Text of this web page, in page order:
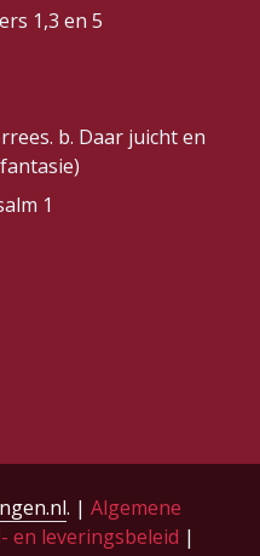
1,3 en 5
b. Daar juicht en
1
. | Algemene
en leveringsbeleid |